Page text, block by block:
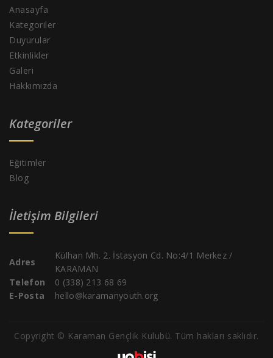
Anasayfa
Kategoriler
Duyurular
Etkinlikler
Galeri
Hakkımızda
Kategoriler
Eğitimler
Blog
İletişim Bilgileri
Adres
Külhan Mh. 2. İstasyon Cd. No:4/1 Merkez /
KARAMAN
Telefon
0 (338) 213 68 69
E-Posta
hello@karamanyouth.org
Copyright © Karaman Gençlik Kulubü. Tüm hakları saklıdır.